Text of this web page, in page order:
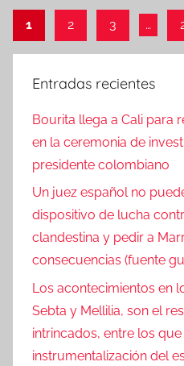
o
i
a
Paginación
de
entradas
1 2 3 …
Entradas recientes
Bourita llega a Cali para
en la ceremonia de
presidente colombiano
Un juez español no
dispositivo de lucha
clandestina y pedir a
consecuencias (fuente
Los acontecimientos en
Sebta y Mellilia, son el
intrincados, entre los
instrumentalización del